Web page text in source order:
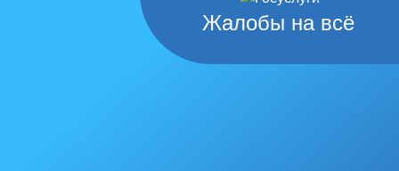
Жалобы на всё